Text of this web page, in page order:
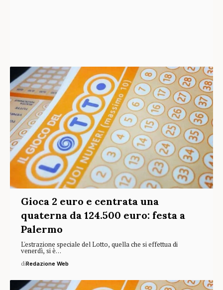
Gioca 2 euro e centrata una
quaterna da 124.500 euro: festa a
Palermo
L'estrazione speciale del Lotto, quella che si effettua di
venerdì, si è…
diRedazione Web